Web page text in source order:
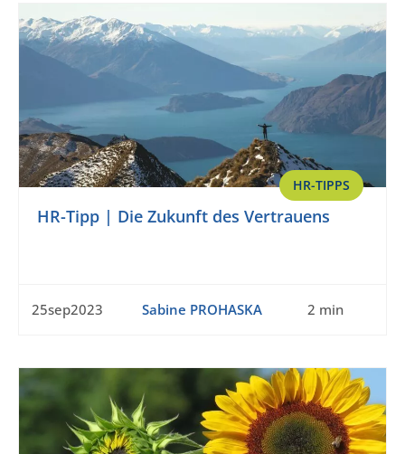
HR-TIPPS
HR-Tipp | Die Zukunft des Vertrauens
25sep2023 Sabine PROHASKA 2 min